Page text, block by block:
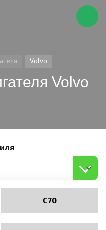
Volvo
Volvo
C70